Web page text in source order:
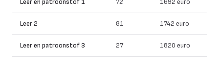
Leer en patroonstof 1 72 1692 euro
Leer 2 81 1742 euro
Leer en patroonstof 3 27 1820 euro